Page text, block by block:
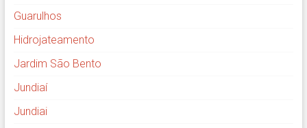
Guarulhos
Hidrojateamento
Jardim São Bento
Jundiaí
Jundiai